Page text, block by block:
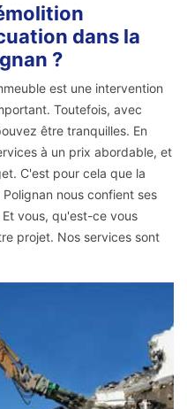
dans la
?
est une intervention
Toutefois, avec
être tranquilles. En
à un prix abordable, et
C'est pour cela que la
nous confient ses
vous, qu'est-ce vous
projet. Nos services sont